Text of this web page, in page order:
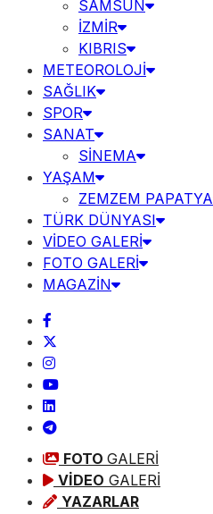
SAMSUN
İZMİR
KIBRIS
METEOROLOJİ
SAĞLIK
SPOR
SANAT
SİNEMA
YAŞAM
ZEMZEM PAPATYA
TÜRK DÜNYASI
VİDEO GALERİ
FOTO GALERİ
MAGAZİN
FOTO GALERİ
VİDEO GALERİ
YAZARLAR